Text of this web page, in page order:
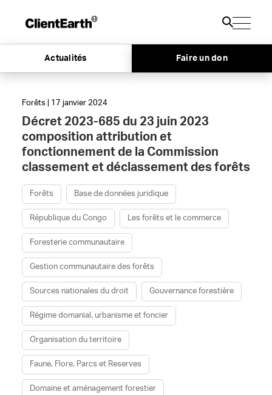
Actualités Faire un don
Forêts | 17 janvier 2024
Décret 2023-685 du 23 juin 2023
composition attribution et
fonctionnement de la Commission
classement et déclassement des forêts
Forêts Base de données juridique
République du Congo Les forêts et le commerce
Foresterie communautaire
Gestion communautaire des forêts
Sources nationales du droit Gouvernance forestière
Régime domanial, urbanisme et foncier
Organisation du territoire
Faune, Flore, Parcs et Reserves
Domaine et aménagement forestier